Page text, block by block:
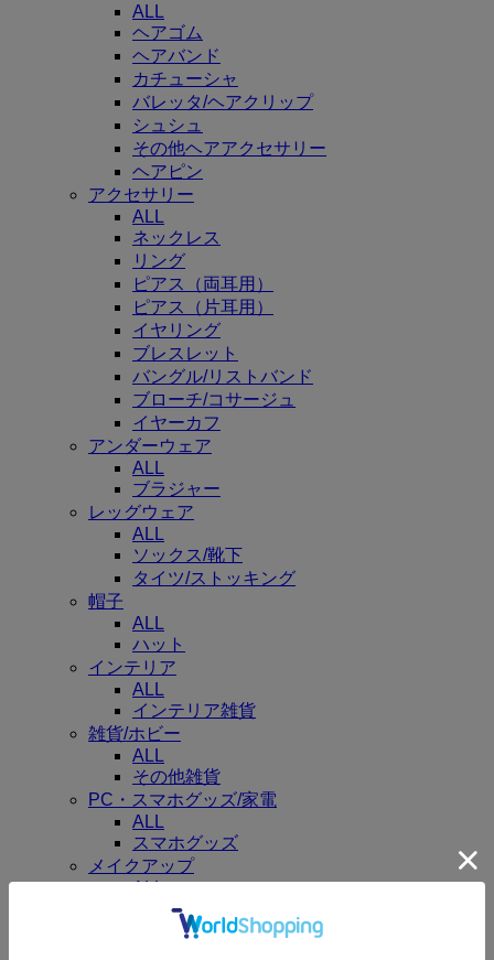
ALL
ヘアゴム
ヘアバンド
カチューシャ
バレッタ/ヘアクリップ
シュシュ
その他ヘアアクセサリー
ヘアピン
アクセサリー
ALL
ネックレス
リング
ピアス（両耳用）
ピアス（片耳用）
イヤリング
ブレスレット
バングル/リストバンド
ブローチ/コサージュ
イヤーカフ
アンダーウェア
ALL
ブラジャー
レッグウェア
ALL
ソックス/靴下
タイツ/ストッキング
帽子
ALL
ハット
インテリア
ALL
インテリア雑貨
雑貨/ホビー
ALL
その他雑貨
PC・スマホグッズ/家電
ALL
スマホグッズ
メイクアップ
ALL
コスメキット/ギフトセット
ビューティーグッズ